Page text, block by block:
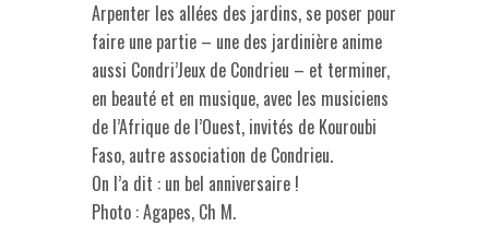
Arpenter les allées des jardins, se poser pour
faire une partie – une des jardinière anime
aussi Condri’Jeux de Condrieu – et terminer,
en beauté et en musique, avec les musiciens
de l’Afrique de l’Ouest, invités de Kouroubi
Faso, autre association de Condrieu.
On l’a dit : un bel anniversaire !
Photo : Agapes, Ch M.